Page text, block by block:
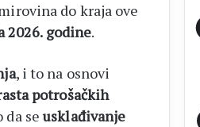
do kraja ove
2026. godine.
, i to na osnovi
potrošačkih
da seusklađivanje